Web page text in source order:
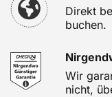
Direkt
buchen.
Wir
nicht,